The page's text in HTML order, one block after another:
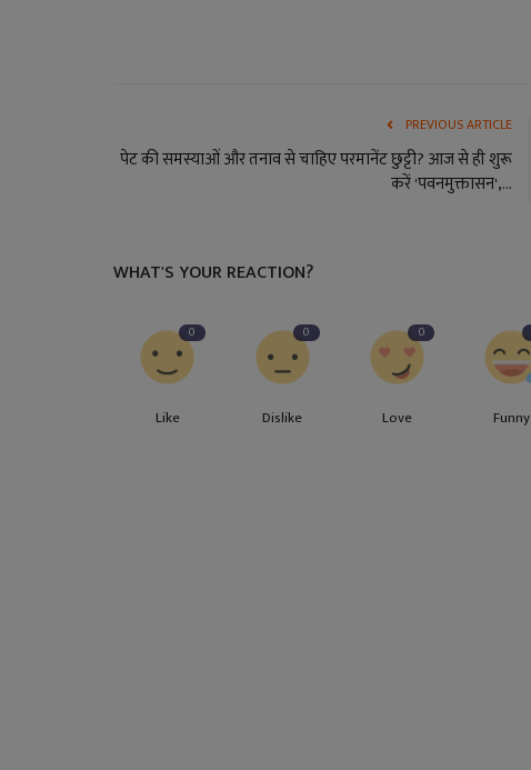
PREVIOUS ARTICLE
पेट की समस्याओं और तनाव से चाहिए परमानेंट छुट्टी? आज से ही शुरू
करें 'पवनमुक्तासन',...
WHAT'S YOUR REACTION?
0
Like
0
Dislike
0
Love Funny